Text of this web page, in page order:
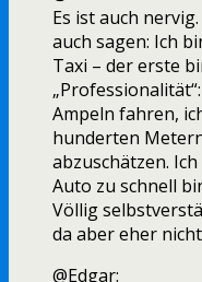
Es ist auch
auch sagen: Ich
Taxi – der erste
Ampeln fahren,
hunderten
abzuschätzen.
Auto zu schnell
Völlig
da aber eher
@Edgar: